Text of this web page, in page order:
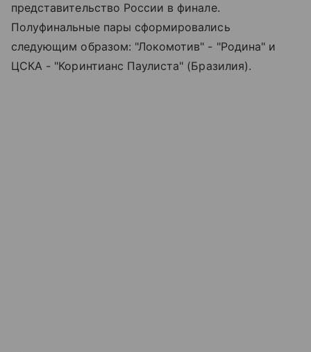
представительство России в финале.
Полуфинальные пары сформировались
следующим образом: "Локомотив" - "Родина" и
ЦСКА - "Коринтианс Паулиста" (Бразилия).